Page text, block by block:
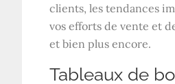
clients, les tendances
vos efforts de vente et
et bien plus encore.
Tableaux de